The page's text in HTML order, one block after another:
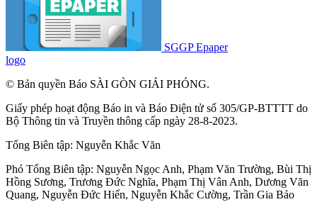
SGGP Epaper
logo
© Bản quyền Báo SÀI GÒN GIẢI PHÓNG.
Giấy phép hoạt động Báo in và Báo Điện tử số 305/GP-BTTTT do
Bộ Thông tin và Truyền thông cấp ngày 28-8-2023.
Tổng Biên tập: Nguyễn Khắc Văn
Phó Tổng Biên tập: Nguyễn Ngọc Anh, Phạm Văn Trường, Bùi Thị
Hồng Sương, Trương Đức Nghĩa, Phạm Thị Vân Anh, Dương Văn
Quang, Nguyễn Đức Hiển, Nguyễn Khắc Cường, Trần Gia Bảo